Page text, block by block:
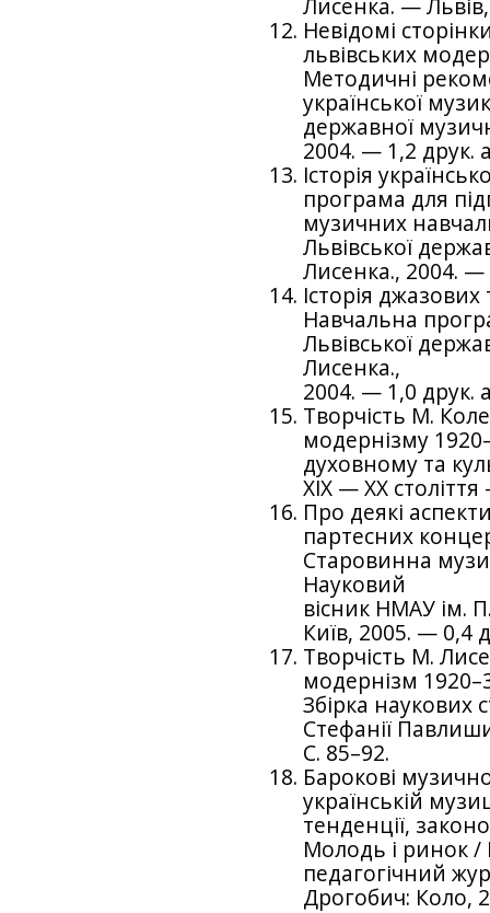
Лисенка. —
Невідомі
львівських
Методичні
української
державної
2004. — 1,2 друк.
Історія
програма для
музичних
Львівської
Лисенка., 2004. —
Історія
Навчальна
Львівської
Лисенка.,
2004. — 1,0 друк.
Творчість М.
модернізму
духовному та
XIX — XX
Про деякі
партесних
Старовинна
Науковий
вісник НМАУ ім.
Київ, 2005. — 0,4
Творчість М.
модернізм
Збірка наукових
Стефанії
С. 85–92.
Барокові
українській
тенденції,
Молодь і ринок
педагогічний
Дрогобич: Коло,